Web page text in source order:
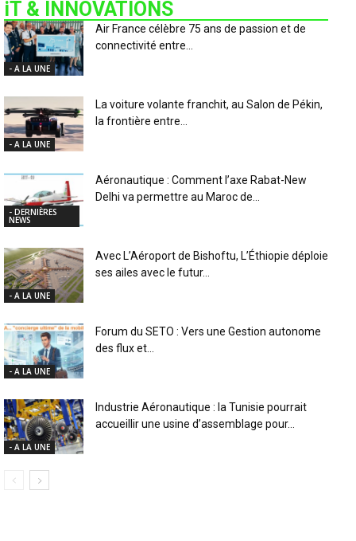
iT & INNOVATIONS
- A LA UNE
Air France célèbre 75 ans de passion et de
connectivité entre...
- A LA UNE
La voiture volante franchit, au Salon de Pékin,
la frontière entre...
- DERNIÈRES
NEWS
Aéronautique : Comment l’axe Rabat-New
Delhi va permettre au Maroc de...
- A LA UNE
Avec L’Aéroport de Bishoftu, L’Éthiopie déploie
ses ailes avec le futur...
- A LA UNE
Forum du SETO : Vers une Gestion autonome
des flux et...
- A LA UNE
Industrie Aéronautique : la Tunisie pourrait
accueillir une usine d’assemblage pour...